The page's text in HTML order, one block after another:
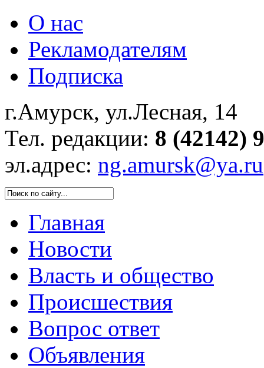
О нас
Рекламодателям
Подписка
г.Амурск, ул.Лесная, 14
Тел. редакции: 8 (42142)
эл.адрес: ng.amursk@ya.ru
Главная
Новости
Власть и общество
Происшествия
Вопрос ответ
Объявления